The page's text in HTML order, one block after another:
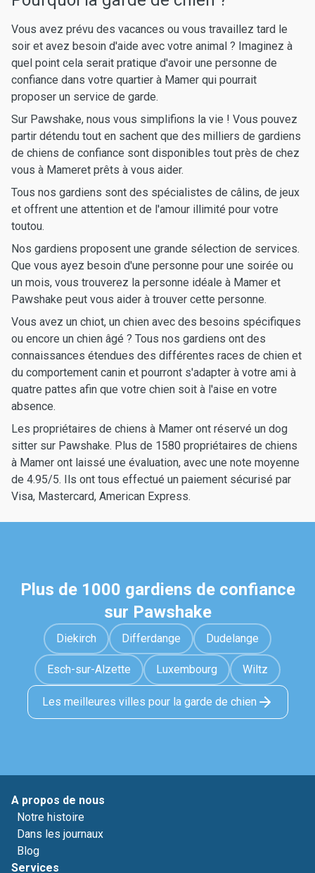
Vous avez prévu des vacances ou vous travaillez tard le
soir et avez besoin d'aide avec votre animal ? Imaginez à
quel point cela serait pratique d'avoir une personne de
confiance dans votre quartier à Mamer qui pourrait
proposer un service de garde.
Sur Pawshake, nous vous simplifions la vie ! Vous pouvez
partir détendu tout en sachent que des milliers de gardiens
de chiens de confiance sont disponibles tout près de chez
vous à Mameret prêts à vous aider.
Tous nos gardiens sont des spécialistes de câlins, de jeux
et offrent une attention et de l'amour illimité pour votre
toutou.
Nos gardiens proposent une grande sélection de services.
Que vous ayez besoin d'une personne pour une soirée ou
un mois, vous trouverez la personne idéale à Mamer et
Pawshake peut vous aider à trouver cette personne.
Vous avez un chiot, un chien avec des besoins spécifiques
ou encore un chien âgé ? Tous nos gardiens ont des
connaissances étendues des différentes races de chien et
du comportement canin et pourront s'adapter à votre ami à
quatre pattes afin que votre chien soit à l'aise en votre
absence.
Les propriétaires de chiens à Mamer ont réservé un dog
sitter sur Pawshake. Plus de 1580 propriétaires de chiens
à Mamer ont laissé une évaluation, avec une note moyenne
de 4.95/5. Ils ont tous effectué un paiement sécurisé par
Visa, Mastercard, American Express.
Plus de 1000 gardiens de confiance
sur Pawshake
Diekirch Differdange Dudelange
Esch-sur-Alzette Luxembourg Wiltz
Les meilleures villes pour la garde de chien
A propos de nous
Notre histoire
Dans les journaux
Blog
Services